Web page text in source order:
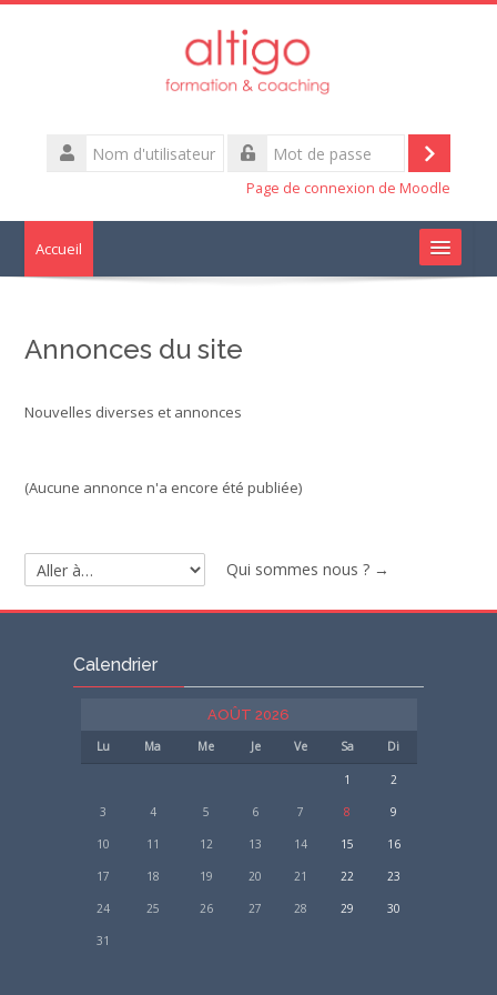
Nom
d'utilisateur
passe
Page de connexion de Moodle
Accueil
Mobilité
Management
Rechercher
cours
Annonces du site
Nouvelles diverses et annonces
(Aucune annonce n'a encore été publiée)
Aller
Qui sommes nous ? →
Calendrier
AOÛT 2026
Lu Ma Me Je Ve Sa Di
1 2
3 4 5 6 7 8 9
10 11 12 13 14 15 16
17 18 19 20 21 22 23
24 25 26 27 28 29 30
31